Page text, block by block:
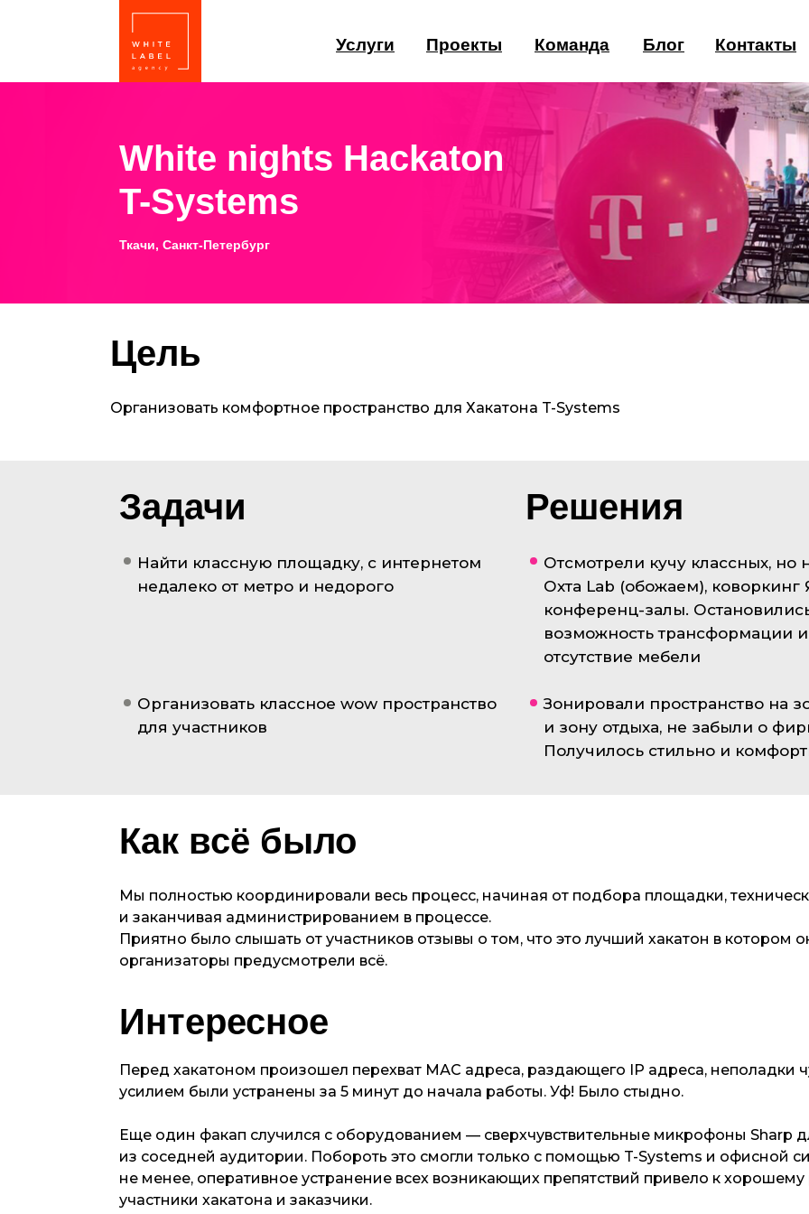
Услуги Проекты Команда Блог Контакты
White nights Hackaton
T-Systems
Ткачи, Санкт-Петербург
Цель
Организовать комфортное пространство для Хакатона T-Systems
Задачи Решения
Найти классную площадку, с интернетом
недалеко от метро и недорого
Организовать классное wow пространство
для участников
Отсмотрели кучу классных,
Охта Lab (обожаем),
конференц-залы.
возможность трансформации
отсутствие мебели
Зонировали пространство на
и зону отдыха, не забыли о
Получилось стильно и
Как всё было
Мы полностью координировали весь процесс, начиная от подбора площадки,
и заканчивая администрированием в процессе.
Приятно было слышать от участников отзывы о том, что это лучший хакатон в котором
организаторы предусмотрели всё.
Интересное
Перед хакатоном произошел перехват МАС адреса, раздающего IP адреса, неполадки
усилием были устранены за 5 минут до начала работы. Уф! Было стыдно.
Еще один факап случился с оборудованием — сверхчувствительные микрофоны Sharp
из соседней аудитории. Побороть это смогли только с помощью T-Systems и офисной
не менее, оперативное устранение всех возникающих препятствий привело к хорошему
участники хакатона и заказчики.